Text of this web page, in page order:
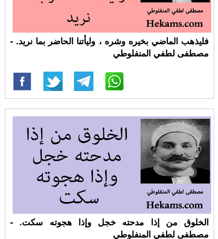
فليذهب الماضي بخيره وشره ، وليأتنا الحاضر بما نريد. -
مصطفى لطفي المنفلوطي
الخلوق من إذا مدحته خجل وإذا هجوته سكت. -
مصطفى لطفي المنفلوطي